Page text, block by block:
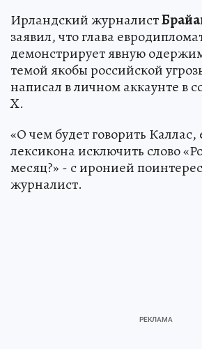
Ирландский журналист
заявил, что глава
демонстрирует явную
темой якобы российской
написал в личном аккаунте в
X.
«О чем будет говорить Каллас,
лексикона исключить слово
месяц?» - с иронией
журналист.